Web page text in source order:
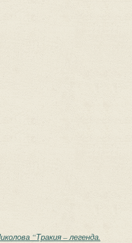
“Тракия – легенда.